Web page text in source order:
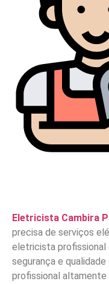
Eletricista Cambira
precisa de serviços
eletricista profissional
segurança e
profissional